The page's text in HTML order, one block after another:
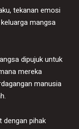
tekanan emosi
mangsa
dipujuk untuk
mereka
manusia
dengan pihak